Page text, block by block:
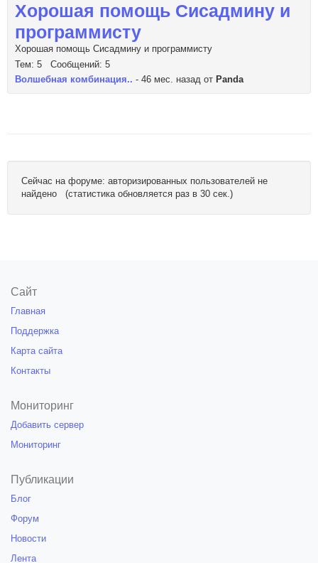
Хорошая помощь Сисадмину и
программисту
Хорошая помощь Сисадмину и программисту
Тем: 5 Сообщений: 5
Волшебная комбинация.. - 46 мес. назад от Panda
Сейчас на форуме: авторизированных пользователей не
найдено (статистика обновляется раз в 30 сек.)
Сайт
Главная
Поддержка
Карта сайта
Контакты
Мониторинг
Добавить сервер
Мониторинг
Публикации
Блог
Форум
Новости
Лента